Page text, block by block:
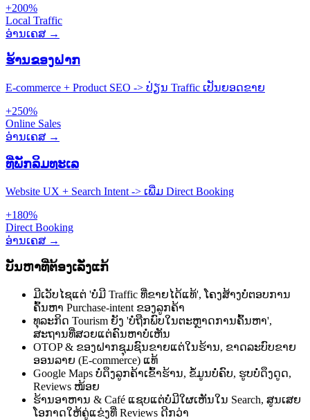
+200%
Local Traffic
ອ່ານເຄສ →
ຮ້ານຂອງຝາກ
E-commerce + Product SEO -> ປ່ຽນ Traffic ເປັນຍອດຂາຍ
+250%
Online Sales
ອ່ານເຄສ →
ທີ່ພັກລິມທະເລ
Website UX + Search Intent -> ເພີ່ມ Direct Booking
+180%
Direct Booking
ອ່ານເຄສ →
ບັນຫາທີ່ຕ້ອງເລັ່ງແກ້
ມີເວັບໄຊແຕ່ 'ບໍ່ມີ Traffic ທີ່ຂາຍໄດ້ແທ້', ໂຄງສ້າງບໍ່ຕອບການ
ຄົ້ນຫາ Purchase-intent ຂອງລູກຄ້າ
ທຸລະກິດ Tourism ຍັງ 'ບໍ່ຖືກພົບໃນຕະຫຼາດການຄົ້ນຫາ',
ສະຖານທີ່ສວຍແຕ່ຄົນຫາບໍ່ເຫັນ
OTOP & ຂອງຝາກຊຸມຊົນຂາຍແຕ່ໃນຮ້ານ, ຂາດລະບົບຂາຍ
ອອນລາຍ (E-commerce) ແທ້
Google Maps ບໍ່ດຶງລູກຄ້າເຂົ້າຮ້ານ, ຂໍ້ມູນບໍ່ຄົບ, ຮູບບໍ່ດຶງດູດ,
Reviews ໜ້ອຍ
ຮ້ານອາຫານ & Café ແຊບແຕ່ບໍ່ມີໃຜເຫັນໃນ Search, ສູນເສຍ
ໂອກາດໃຫ້ຄູ່ແຂ່ງທີ່ Reviews ດີກວ່າ